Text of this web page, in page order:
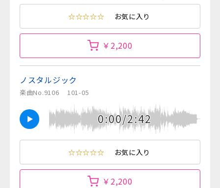
☆☆☆☆☆ お気に入り
￥2,200
ノスタルジック
楽曲No.9106 101-05
0:00/2:42
☆☆☆☆☆ お気に入り
￥2,200